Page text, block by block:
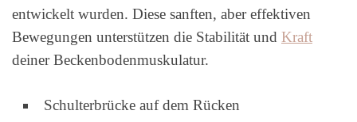
entwickelt wurden. Diese sanften, aber effektiven
Bewegungen unterstützen die Stabilität und Kraft
deiner Beckenbodenmuskulatur.
Schulterbrücke auf dem Rücken